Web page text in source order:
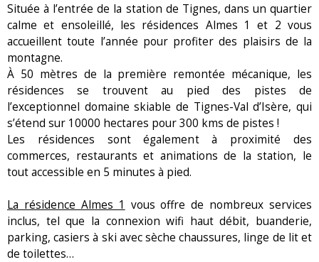
Située à l’entrée de la station de Tignes, dans un quartier
calme et ensoleillé, les résidences Almes 1 et 2 vous
accueillent toute l’année pour profiter des plaisirs de la
montagne.
À 50 mètres de la première remontée mécanique, les
résidences se trouvent au pied des pistes de
l’exceptionnel domaine skiable de Tignes-Val d’Isère, qui
s’étend sur 10000 hectares pour 300 kms de pistes !
Les résidences sont également à proximité des
commerces, restaurants et animations de la station, le
tout accessible en 5 minutes à pied.
La résidence Almes 1 vous offre de nombreux services
inclus, tel que la connexion wifi haut débit, buanderie,
parking, casiers à ski avec sèche chaussures, linge de lit et
de toilettes…